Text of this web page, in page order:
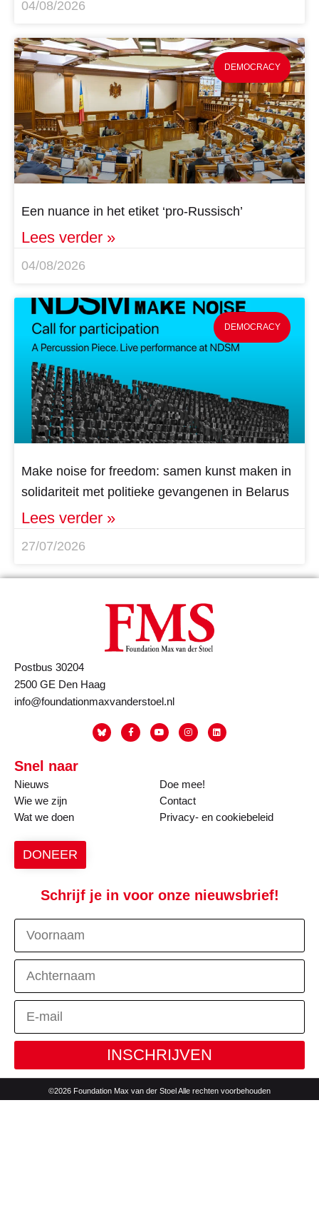
04/08/2026
DEMOCRACY
Een nuance in het etiket ‘pro-Russisch’
Lees verder »
04/08/2026
DEMOCRACY
Make noise for freedom: samen kunst maken in
solidariteit met politieke gevangenen in Belarus
Lees verder »
27/07/2026
Postbus 30204
2500 GE Den Haag
info@foundationmaxvanderstoel.nl
Snel naar
Nieuws
Wie we zijn
Wat we doen
Doe mee!
Contact
Privacy- en cookiebeleid
DONEER
Schrijf je in voor onze nieuwsbrief!
INSCHRIJVEN
©2026 Foundation Max van der Stoel Alle rechten voorbehouden